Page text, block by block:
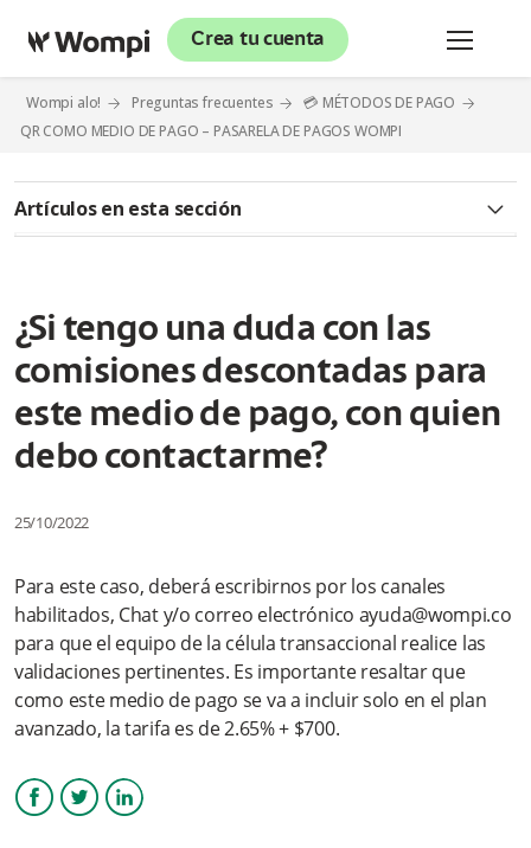
Crea tu cuenta
Wompi alo! Preguntas frecuentes
💳 MÉTODOS DE PAGO
QR COMO MEDIO DE PAGO – PASARELA DE PAGOS WOMPI
Artículos en esta sección
¿Cómo puedo tener QR bajo el modelo agregador?
¿Qué requisitos o documentos son exigidos para tener
¿Cuál es el tiempo transcurrido para que el medio de pago de
QR quede habilitado y pueda transar?
¿Cómo visualizo el abono de las ventas realizadas por el
¿Cuándo se visualiza el abono de las ventas realizadas por el
medio de pago de QR?
¿Cómo visualiza el cliente la compra realizada por el medio de
pago QR?
¿Qué puedo hacer si todas las transacciones del medio de
¿Si tengo una duda con las
comisiones descontadas para
este medio de pago, con quien
debo contactarme?
25/10/2022
Para este caso, deberá escribirnos por los canales
habilitados, Chat y/o correo electrónico ayuda@wompi.co
para que el equipo de la célula transaccional realice las
validaciones pertinentes. Es importante resaltar que
como este medio de pago se va a incluir solo en el plan
avanzado, la tarifa es de 2.65% + $700.